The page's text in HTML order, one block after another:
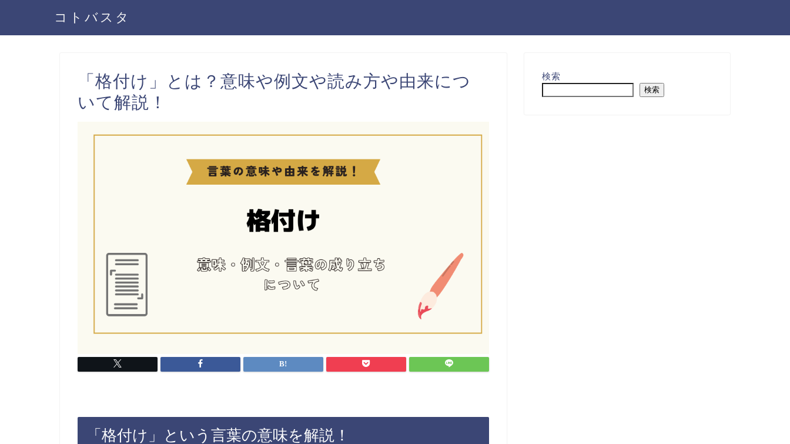
コトバスタ
「格付け」とは？意味や例文や読み方や由来につ
いて解説！
「格付け」という言葉の意味を解説！
検索
検索